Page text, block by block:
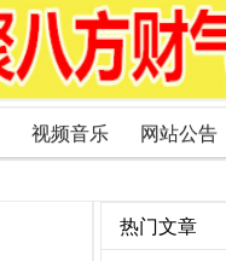
视频音乐 网站公告
热门文章